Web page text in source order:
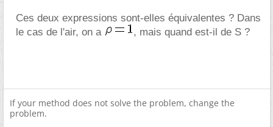
Ces deux expressions sont-elles équivalentes ? Dans
le cas de l'air, on a
, mais quand est-il de S ?
If your method does not solve the problem, change the
problem.